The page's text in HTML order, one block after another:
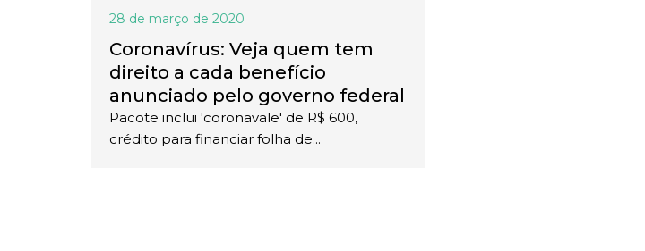
28 de março de 2020
Coronavírus: Veja quem tem
direito a cada benefício
anunciado pelo governo federal
Pacote inclui 'coronavale' de R$ 600,
crédito para financiar folha de...